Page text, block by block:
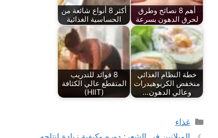
أهم 8 نصائح وطرق
لحرق الدهون بسرعة
أكثر 8 أنواع شائعة من
الحساسية الغذائية
خطة النظام الغذائي
منخفض الكربوهيدرات
وعالي الدهون…
8 فوائد للتدريب
المتقطع عالي الكثافة
(HIIT)
التصنيفات
غذاء